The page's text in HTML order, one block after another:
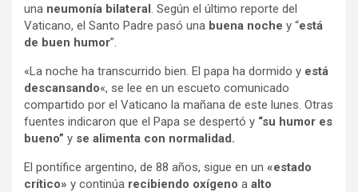
una neumonía bilateral. Según el último reporte del
Vaticano, el Santo Padre pasó una buena noche y “está
de buen humor”.
«La noche ha transcurrido bien. El papa ha dormido y está
descansando«, se lee en un escueto comunicado
compartido por el Vaticano la mañana de este lunes. Otras
fuentes indicaron que el Papa se despertó y “su humor es
bueno” y se alimenta con normalidad.
El pontífice argentino, de 88 años, sigue en un «estado
crítico» y continúa recibiendo oxígeno a alto